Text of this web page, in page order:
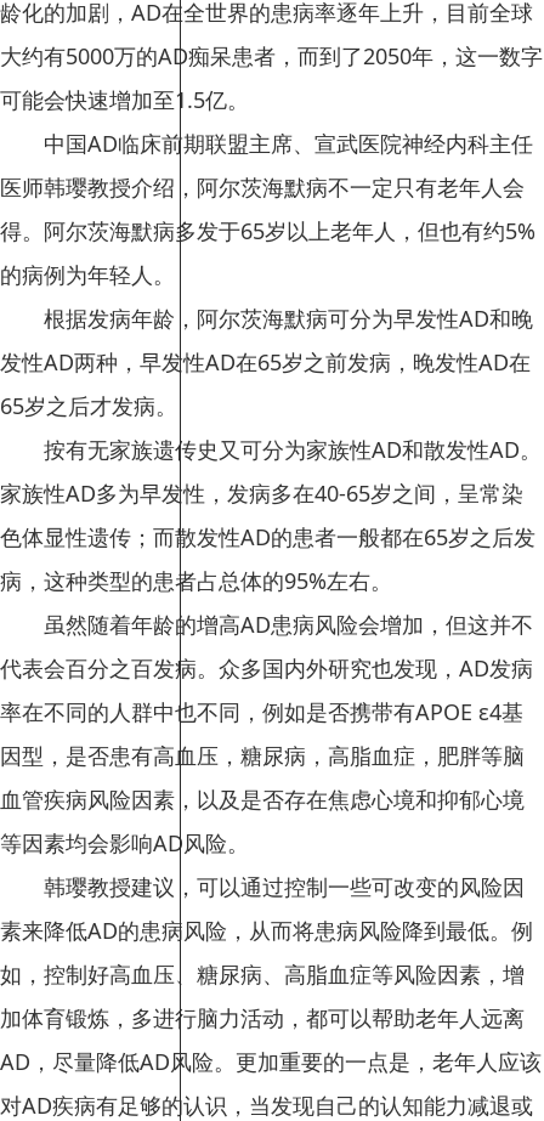
龄化的加剧，AD在全世界的患病率逐年上升，目前全球
大约有5000万的AD痴呆患者，而到了2050年，这一数字
可能会快速增加至1.5亿。
中国AD临床前期联盟主席、宣武医院神经内科主任
医师韩璎教授介绍，阿尔茨海默病不一定只有老年人会
得。阿尔茨海默病多发于65岁以上老年人，但也有约5%
的病例为年轻人。
根据发病年龄，阿尔茨海默病可分为早发性AD和晚
发性AD两种，早发性AD在65岁之前发病，晚发性AD在
65岁之后才发病。
按有无家族遗传史又可分为家族性AD和散发性AD。
家族性AD多为早发性，发病多在40-65岁之间，呈常染
色体显性遗传；而散发性AD的患者一般都在65岁之后发
病，这种类型的患者占总体的95%左右。
虽然随着年龄的增高AD患病风险会增加，但这并不
代表会百分之百发病。众多国内外研究也发现，AD发病
率在不同的人群中也不同，例如是否携带有APOE ε4基
因型，是否患有高血压，糖尿病，高脂血症，肥胖等脑
血管疾病风险因素，以及是否存在焦虑心境和抑郁心境
等因素均会影响AD风险。
韩璎教授建议，可以通过控制一些可改变的风险因
素来降低AD的患病风险，从而将患病风险降到最低。例
如，控制好高血压、糖尿病、高脂血症等风险因素，增
加体育锻炼，多进行脑力活动，都可以帮助老年人远离
AD，尽量降低AD风险。更加重要的一点是，老年人应该
对AD疾病有足够的认识，当发现自己的认知能力减退或